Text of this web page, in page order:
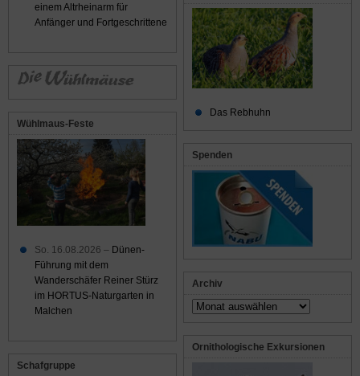
Das Rebhuhn
Spenden
Archiv
Archiv
Ornithologische Exkursionen
einem Altrheinarm für
Anfänger und Fortgeschrittene
Wühlmaus-Feste
So. 16.08.2026 – Dünen-
Führung mit dem
Wanderschäfer Reiner Stürz
im HORTUS-Naturgarten in
Malchen
Schafgruppe